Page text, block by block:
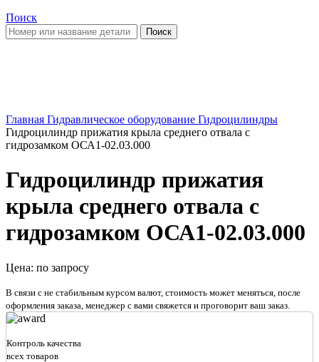
Поиск
Поиск
Главная Гидравлическое оборудование Гидроцилиндры
Гидроцилиндр прижатия крыла среднего отвала с
гидрозамком ОСА1-02.03.000
Гидроцилиндр прижатия
крыла среднего отвала с
гидрозамком ОСА1-02.03.000
Цена: по запросу
В связи с не стабильным курсом валют, стоимость может меняться, после
оформления заказа, менеджер с вами свяжется и проговорит ваш заказ.
Контроль качества
всех товаров